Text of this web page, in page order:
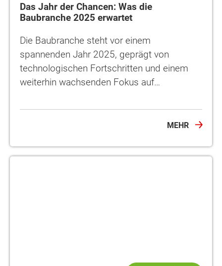
Das Jahr der Chancen: Was die
Baubranche 2025 erwartet
Die Baubranche steht vor einem
spannenden Jahr 2025, geprägt von
technologischen Fortschritten und einem
weiterhin wachsenden Fokus auf…
MEHR